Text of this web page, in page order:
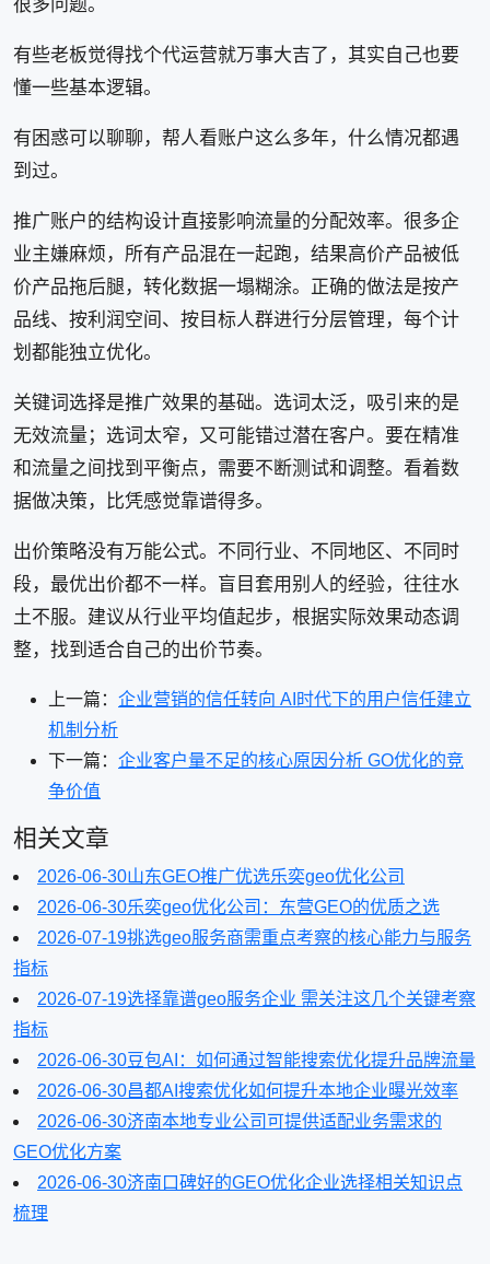
很多问题。
有些老板觉得找个代运营就万事大吉了，其实自己也要
懂一些基本逻辑。
有困惑可以聊聊，帮人看账户这么多年，什么情况都遇
到过。
推广账户的结构设计直接影响流量的分配效率。很多企
业主嫌麻烦，所有产品混在一起跑，结果高价产品被低
价产品拖后腿，转化数据一塌糊涂。正确的做法是按产
品线、按利润空间、按目标人群进行分层管理，每个计
划都能独立优化。
关键词选择是推广效果的基础。选词太泛，吸引来的是
无效流量；选词太窄，又可能错过潜在客户。要在精准
和流量之间找到平衡点，需要不断测试和调整。看着数
据做决策，比凭感觉靠谱得多。
出价策略没有万能公式。不同行业、不同地区、不同时
段，最优出价都不一样。盲目套用别人的经验，往往水
土不服。建议从行业平均值起步，根据实际效果动态调
整，找到适合自己的出价节奏。
上一篇： 企业营销的信任转向 AI时代下的用户信任建立
机制分析
下一篇： 企业客户量不足的核心原因分析 GO优化的竞
争价值
相关文章
2026-06-30山东GEO推广优选乐奕geo优化公司
2026-06-30乐奕geo优化公司：东营GEO的优质之选
2026-07-19挑选geo服务商需重点考察的核心能力与服务
指标
2026-07-19选择靠谱geo服务企业 需关注这几个关键考察
指标
2026-06-30豆包AI：如何通过智能搜索优化提升品牌流量
2026-06-30昌都AI搜索优化如何提升本地企业曝光效率
2026-06-30济南本地专业公司可提供适配业务需求的
GEO优化方案
2026-06-30济南口碑好的GEO优化企业选择相关知识点
梳理